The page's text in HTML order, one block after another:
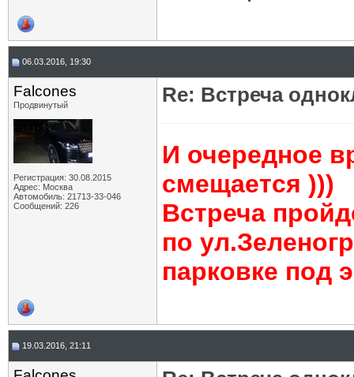
06.03.2016, 19:30
Falcones
Продвинутый
Регистрация: 30.08.2015
Адрес: Москва
Автомобиль: 21713-33-046
Сообщений: 226
Re: Встреча
И очередное
смещается )))
Встреча
по
парковке под
19.03.2016, 21:11